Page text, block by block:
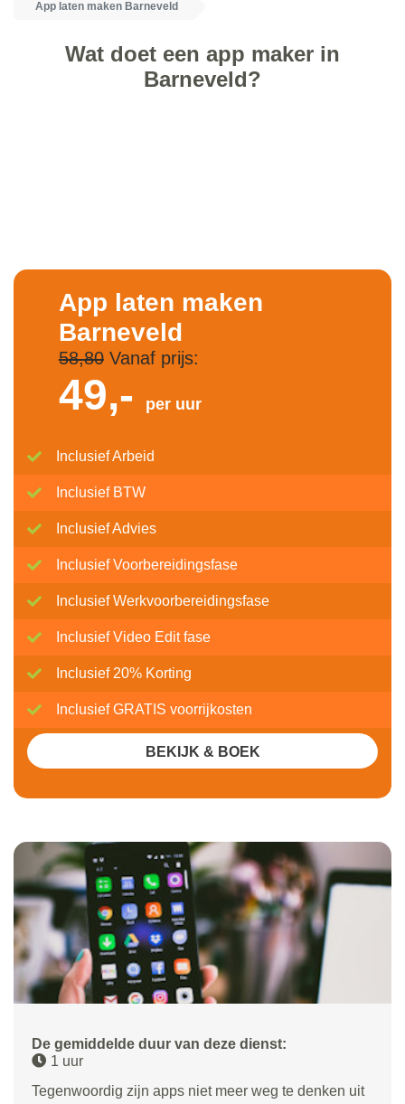
App laten maken Barneveld
Wat doet een app maker in
Barneveld?
De gemiddelde duur van deze dienst:
1 uur
Tegenwoordig zijn apps niet meer weg te denken uit
App laten maken
Barneveld
58,80Vanaf prijs:
49,- per uur
Inclusief Arbeid
Inclusief BTW
Inclusief Advies
Inclusief Voorbereidingsfase
Inclusief Werkvoorbereidingsfase
Inclusief Video Edit fase
Inclusief 20% Korting
Inclusief GRATIS voorrijkosten
BEKIJK & BOEK